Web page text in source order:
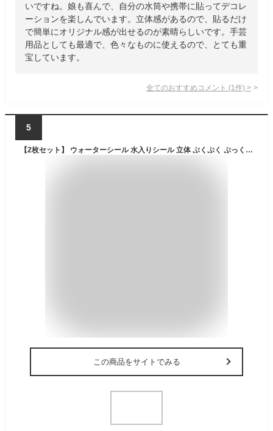
いですね。娘も喜んで、自分の水筒や携帯に貼ってデコレ
ーションを楽しんでいます。立体感があるので、貼るだけ
で簡単にオリジナル感が出せるのが素晴らしいです。手芸
用品としても最適で、色々なものに使えるので、とても重
宝しています。
全てのおすすめコメント (1 件) >
5
【2枚セット】 ウォーターシール 水入りシール 立体 ぷくぷく ぷっくり 3D 可愛い キャラクター シェイクステッカー 水入りステッカー 手帳用 日記帳用 ごほうび DIYクラフト用 女の子 男の子 （Aタイプ）
この商品をサイトでみる